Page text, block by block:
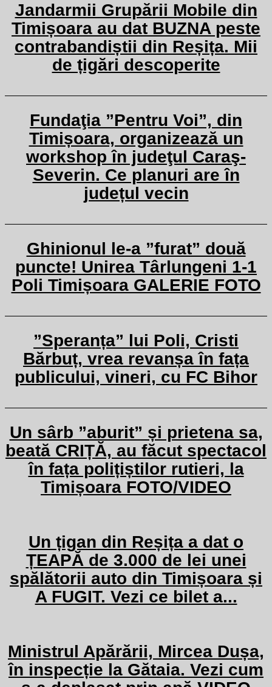
Jandarmii Grupării Mobile din
Timișoara au dat BUZNA peste
contrabandiștii din Reșița. Mii
de țigări descoperite
Fundaţia ”Pentru Voi”, din
Timișoara, organizează un
workshop în judeţul Caraş-
Severin. Ce planuri are în
județul vecin
Ghinionul le-a ”furat” două
puncte! Unirea Târlungeni 1-1
Poli Timișoara GALERIE FOTO
”Speranța” lui Poli, Cristi
Bărbuț, vrea revanșa în fața
publicului, vineri, cu FC Bihor
Un sârb ”aburit” și prietena sa,
beată CRIȚĂ, au făcut spectacol
în fața polițiștilor rutieri, la
Timișoara FOTO/VIDEO
Un țigan din Reșița a dat o
ȚEAPĂ de 3.000 de lei unei
spălătorii auto din Timișoara și
A FUGIT. Vezi ce bilet a...
Ministrul Apărării, Mircea Dușa,
în inspecție la Gătaia. Vezi cum